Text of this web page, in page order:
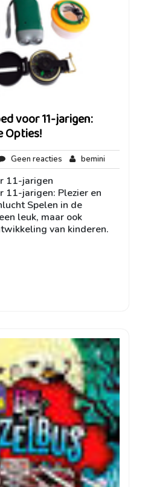
voor 11-jarigen:
Opties!
Geen reacties Geen
reacties
bemini
11-jarigen
11-jarigen: Plezier en
Spelen in de
leuk, maar ook
van kinderen.